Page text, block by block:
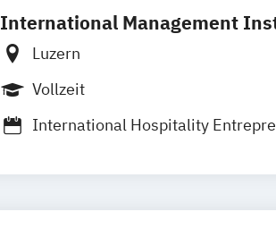
International Management
Luzern
Vollzeit
International Hospitality
International Hotel Management